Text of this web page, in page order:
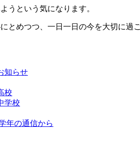
うという気になります。
とめつつ、一日一日の今を大切に過
知らせ
校
学校
年の通信から